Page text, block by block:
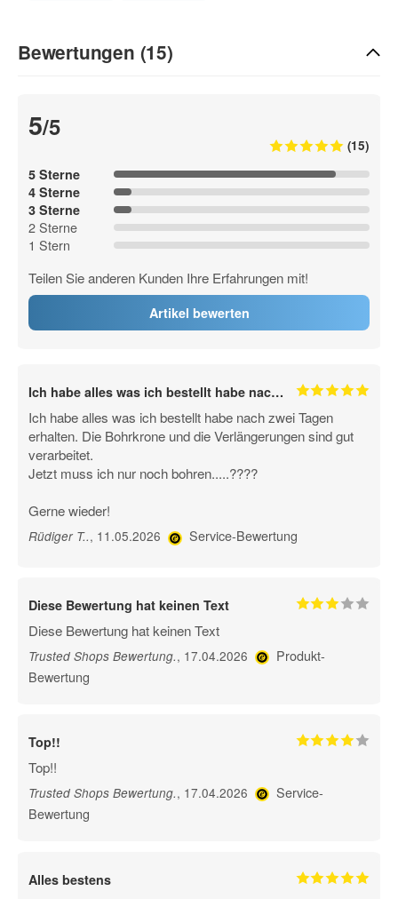
Bewertungen (15)
5/5
(15)
5 Sterne
4 Sterne
3 Sterne
2 Sterne
1 Stern
Teilen Sie anderen Kunden Ihre Erfahrungen mit!
Artikel bewerten
Ich habe alles was ich bestellt habe nac…
Ich habe alles was ich bestellt habe nach zwei Tagen
erhalten. Die Bohrkrone und die Verlängerungen sind gut
verarbeitet.
Jetzt muss ich nur noch bohren.....????
Gerne wieder!
Rüdiger T.., 11.05.2026 Service-Bewertung
Diese Bewertung hat keinen Text
Diese Bewertung hat keinen Text
Trusted Shops Bewertung., 17.04.2026
Produkt-
Bewertung
Top!!
Top!!
Trusted Shops Bewertung., 17.04.2026
Service-
Bewertung
Alles bestens